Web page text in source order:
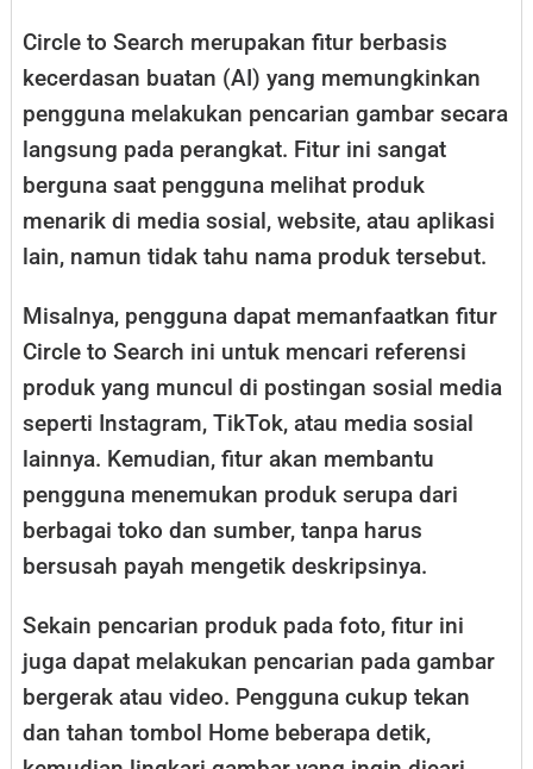
Circle to Search merupakan fitur berbasis
kecerdasan buatan (AI) yang memungkinkan
pengguna melakukan pencarian gambar secara
langsung pada perangkat. Fitur ini sangat
berguna saat pengguna melihat produk
menarik di media sosial, website, atau aplikasi
lain, namun tidak tahu nama produk tersebut.
Misalnya, pengguna dapat memanfaatkan fitur
Circle to Search ini untuk mencari referensi
produk yang muncul di postingan sosial media
seperti Instagram, TikTok, atau media sosial
lainnya. Kemudian, fitur akan membantu
pengguna menemukan produk serupa dari
berbagai toko dan sumber, tanpa harus
bersusah payah mengetik deskripsinya.
Sekain pencarian produk pada foto, fitur ini
juga dapat melakukan pencarian pada gambar
bergerak atau video. Pengguna cukup tekan
dan tahan tombol Home beberapa detik,